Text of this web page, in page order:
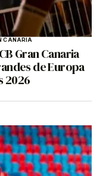
CANARIA
Gran Canaria
de Europa
2026